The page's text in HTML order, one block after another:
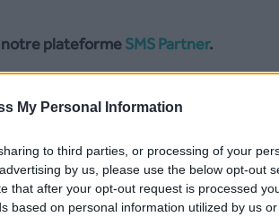
My Personal Information
to third parties, or processing of your
by us, please use the below opt-out
that after your opt-out request is processed
based on personal information utilized by us
notre plateformeSMS Partner.